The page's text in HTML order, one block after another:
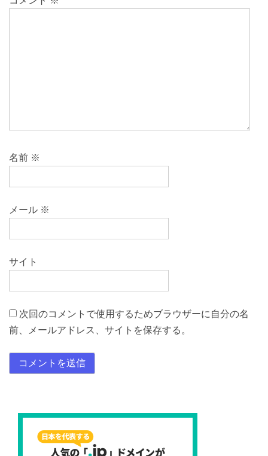
名前 ※
メール ※
サイト
次回のコメントで使用するためブラウザーに自分の名
前、メールアドレス、サイトを保存する。